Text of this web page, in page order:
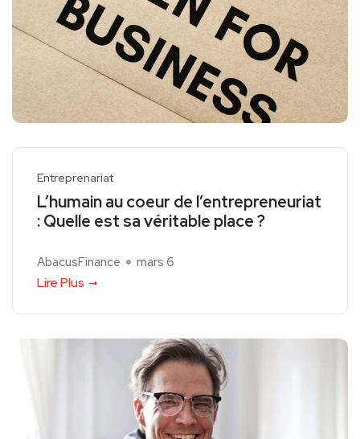
Entreprenariat
L’humain au coeur de l’entrepreneuriat
: Quelle est sa véritable place ?
AbacusFinance mars 6
Lire Plus